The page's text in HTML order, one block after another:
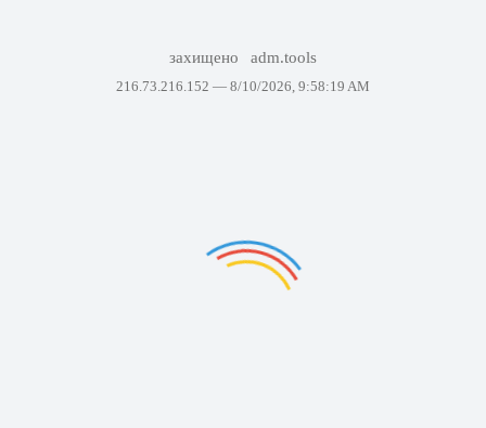
захищено adm.tools
216.73.216.152 — 8/10/2026, 9:58:19 AM